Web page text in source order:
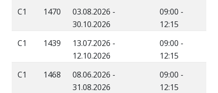
C1 1470
03.08.2026 -
30.10.2026
09:00 -
12:15
C1
1439
13.07.2026 -
12.10.2026
09:00 -
12:15
C1
1468
08.06.2026 -
31.08.2026
09:00 -
12:15